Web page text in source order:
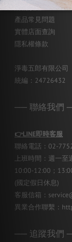
購物須知
產品常見問題
實體店面查詢
隱私權條款
淨毒五郎有限公司
統編：24726432
── 聯絡我們
👉LINE即時客服
聯絡電話：02-
上班時間：週一至
10:00-12:00；
(國定假日休息)
客服信箱：
異業合作聯繫：
── 追蹤我們